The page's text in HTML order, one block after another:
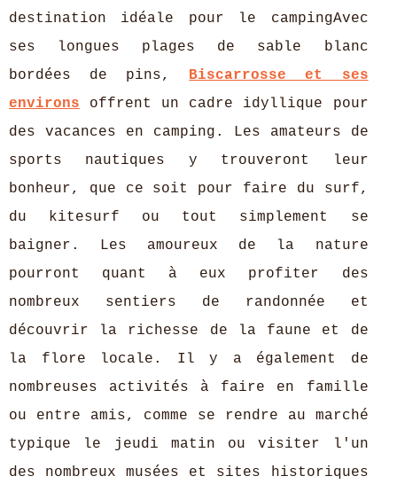
destination idéale pour le campingAvec
ses longues plages de sable blanc
bordées de pins, Biscarrosse et ses
environs offrent un cadre idyllique pour
des vacances en camping. Les amateurs de
sports nautiques y trouveront leur
bonheur, que ce soit pour faire du surf,
du kitesurf ou tout simplement se
baigner. Les amoureux de la nature
pourront quant à eux profiter des
nombreux sentiers de randonnée et
découvrir la richesse de la faune et de
la flore locale. Il y a également de
nombreuses activités à faire en famille
ou entre amis, comme se rendre au marché
typique le jeudi matin ou visiter l'un
des nombreux musées et sites historiques